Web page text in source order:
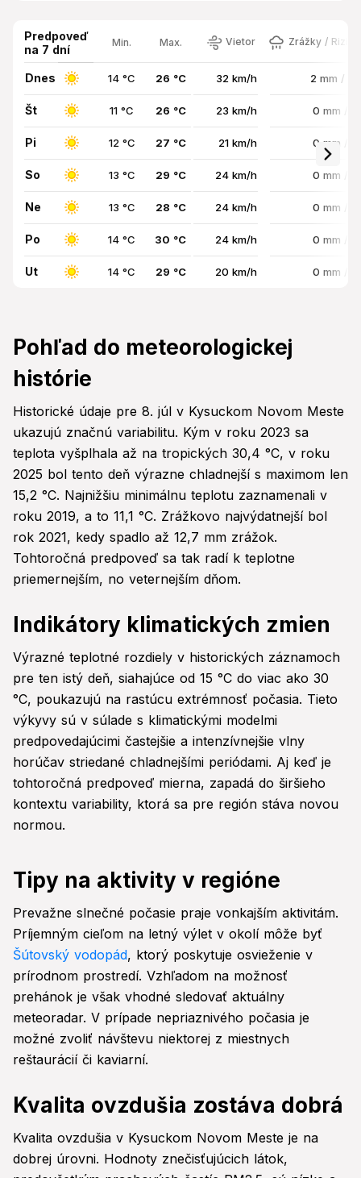
Predpoveď
na 7 dní
Min. Max. Vietor Zrážky /
Dnes 14 °C 26 °C 32 km/h 2 mm /
Št 11 °C 26 °C 23 km/h 0 mm /
Pi 12 °C 27 °C 21 km/h 0 mm /
So 13 °C 29 °C 24 km/h 0 mm /
Ne 13 °C 28 °C 24 km/h 0 mm /
Po 14 °C 30 °C 24 km/h 0 mm /
Ut 14 °C 29 °C 20 km/h 0 mm /
Pohľad do meteorologickej
histórie
Historické údaje pre 8. júl v Kysuckom Novom Meste
ukazujú značnú variabilitu. Kým v roku 2023 sa
teplota vyšplhala až na tropických 30,4 °C, v roku
2025 bol tento deň výrazne chladnejší s maximom len
15,2 °C. Najnižšiu minimálnu teplotu zaznamenali v
roku 2019, a to 11,1 °C. Zrážkovo najvýdatnejší bol
rok 2021, kedy spadlo až 12,7 mm zrážok.
Tohtoročná predpoveď sa tak radí k teplotne
priemernejším, no veternejším dňom.
Indikátory klimatických zmien
Výrazné teplotné rozdiely v historických záznamoch
pre ten istý deň, siahajúce od 15 °C do viac ako 30
°C, poukazujú na rastúcu extrémnosť počasia. Tieto
výkyvy sú v súlade s klimatickými modelmi
predpovedajúcimi častejšie a intenzívnejšie vlny
horúčav striedané chladnejšími periódami. Aj keď je
tohtoročná predpoveď mierna, zapadá do širšieho
kontextu variability, ktorá sa pre región stáva novou
normou.
Tipy na aktivity v regióne
Prevažne slnečné počasie praje vonkajším aktivitám.
Príjemným cieľom na letný výlet v okolí môže byť
Šútovský vodopád, ktorý poskytuje osvieženie v
prírodnom prostredí. Vzhľadom na možnosť
prehánok je však vhodné sledovať aktuálny
meteoradar. V prípade nepriaznivého počasia je
možné zvoliť návštevu niektorej z miestnych
reštaurácií či kaviarní.
Kvalita ovzdušia zostáva dobrá
Kvalita ovzdušia v Kysuckom Novom Meste je na
dobrej úrovni. Hodnoty znečisťujúcich látok,